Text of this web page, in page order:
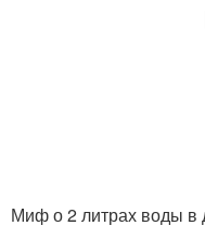
Миф о 2 литрах воды в